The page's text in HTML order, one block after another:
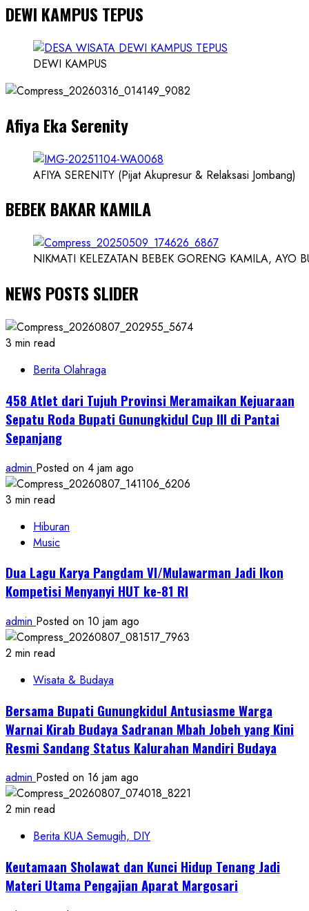
about
Founder
Konsep
Karnus
Dokter
Ilmuwan
DEWI KAMPUS TEPUS
DEWI KAMPUS
Afiya Eka Serenity
AFIYA SERENITY (Pijat Akupresur & Relaksasi Jombang)
BEBEK BAKAR KAMILA
NIKMATI KELEZATAN BEBEK GORENG KAMILA, AYO
NEWS POSTS SLIDER
3 min read
Berita Olahraga
458 Atlet dari Tujuh Provinsi Meramaikan Kejuaraan
Sepatu Roda Bupati Gunungkidul Cup III di Pantai
Sepanjang
admin Posted on 4 jam ago
3 min read
Hiburan
Music
Dua Lagu Karya Pangdam VI/Mulawarman Jadi Ikon
Kompetisi Menyanyi HUT ke-81 RI
admin Posted on 10 jam ago
2 min read
Wisata & Budaya
Bersama Bupati Gunungkidul Antusiasme Warga
Warnai Kirab Budaya Sadranan Mbah Jobeh yang Kini
Resmi Sandang Status Kalurahan Mandiri Budaya
admin Posted on 16 jam ago
2 min read
Berita KUA Semugih, DIY
Keutamaan Sholawat dan Kunci Hidup Tenang Jadi
Materi Utama Pengajian Aparat Margosari